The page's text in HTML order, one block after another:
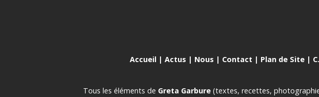
Accueil | Actus | Nous | Contact | Plan de Site |
Tous les éléments de Greta Garbure (textes, recettes,